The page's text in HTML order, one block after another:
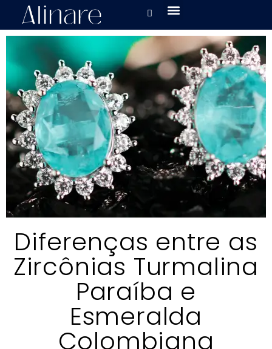
Diferenças entre as
Zircônias Turmalina
Paraíba e
Esmeralda
Colombiana